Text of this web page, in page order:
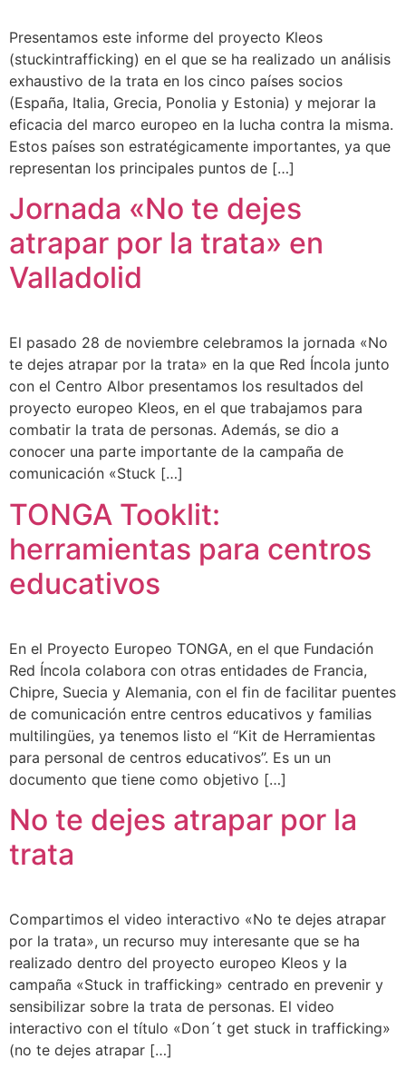
Presentamos este informe del proyecto Kleos
(stuckintrafficking) en el que se ha realizado un análisis
exhaustivo de la trata en los cinco países socios
(España, Italia, Grecia, Ponolia y Estonia) y mejorar la
eficacia del marco europeo en la lucha contra la misma.
Estos países son estratégicamente importantes, ya que
representan los principales puntos de […]
Jornada «No te dejes
atrapar por la trata» en
Valladolid
El pasado 28 de noviembre celebramos la jornada «No
te dejes atrapar por la trata» en la que Red Íncola junto
con el Centro Albor presentamos los resultados del
proyecto europeo Kleos, en el que trabajamos para
combatir la trata de personas. Además, se dio a
conocer una parte importante de la campaña de
comunicación «Stuck […]
TONGA Tooklit:
herramientas para centros
educativos
En el Proyecto Europeo TONGA, en el que Fundación
Red Íncola colabora con otras entidades de Francia,
Chipre, Suecia y Alemania, con el fin de facilitar puentes
de comunicación entre centros educativos y familias
multilingües, ya tenemos listo el “Kit de Herramientas
para personal de centros educativos”. Es un un
documento que tiene como objetivo […]
No te dejes atrapar por la
trata
Compartimos el video interactivo «No te dejes atrapar
por la trata», un recurso muy interesante que se ha
realizado dentro del proyecto europeo Kleos y la
campaña «Stuck in trafficking» centrado en prevenir y
sensibilizar sobre la trata de personas. El video
interactivo con el título «Don´t get stuck in trafficking»
(no te dejes atrapar […]